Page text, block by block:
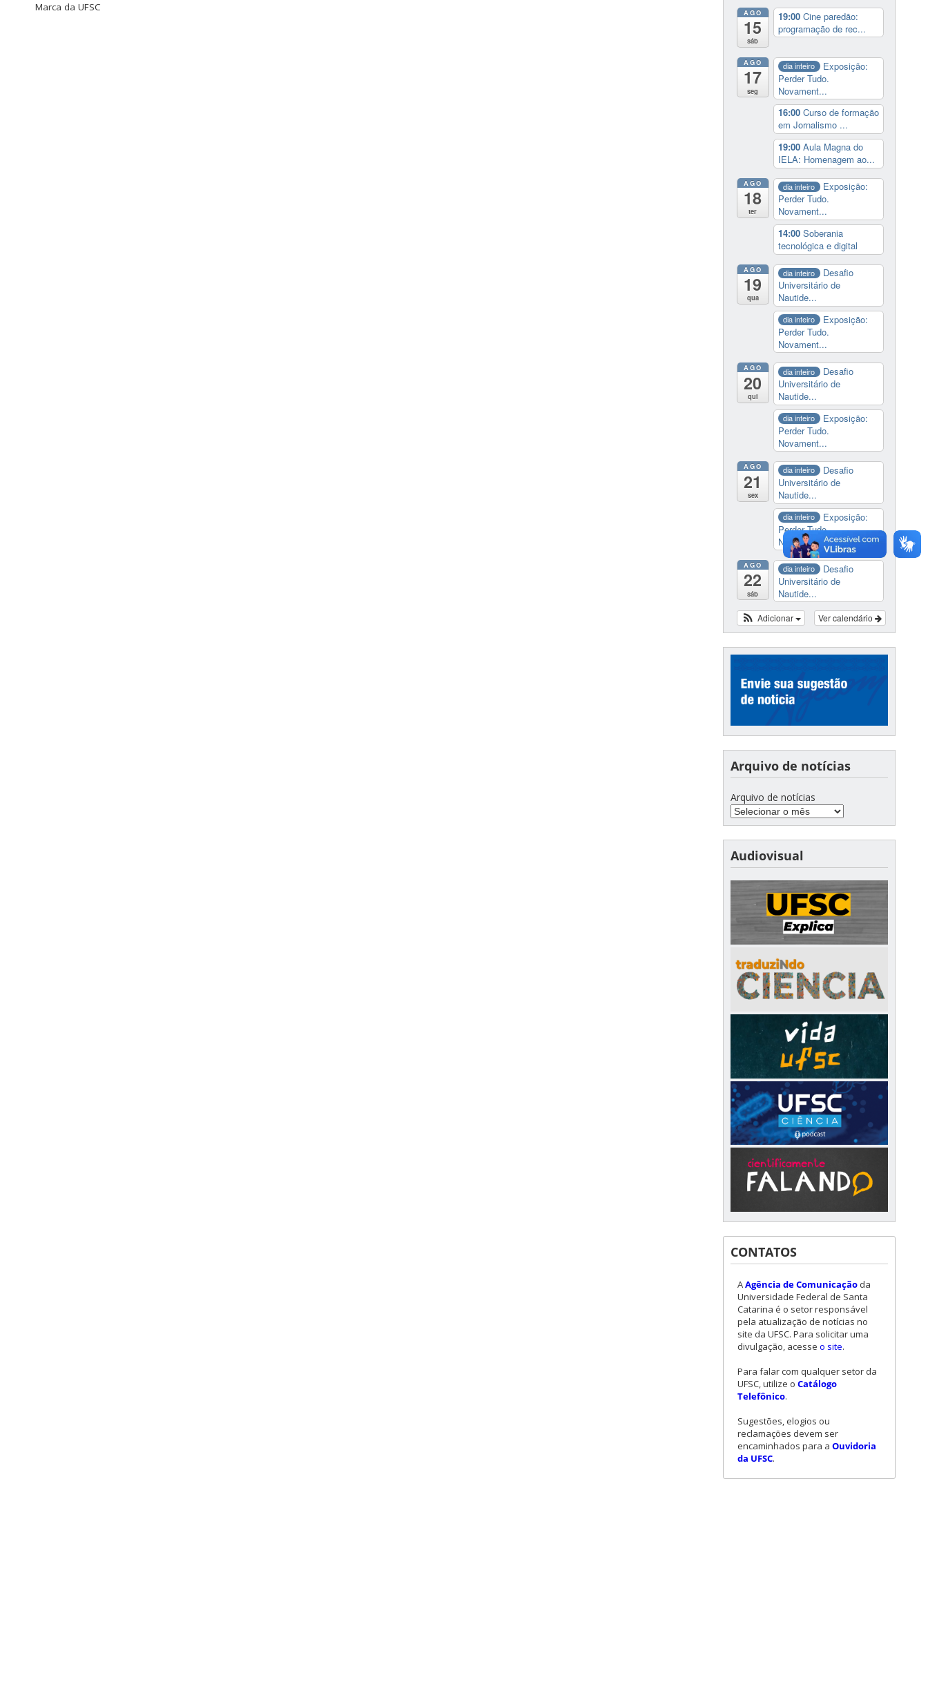
Marca da UFSC AGO
15
sáb
19:00 Cine paredão:
programação de rec...
AGO
17
seg
dia inteiro
Exposição:
Perder Tudo.
Novament...
16:00 Curso de formação
em Jornalismo ...
19:00 Aula Magna do
IELA: Homenagem ao...
AGO
18
ter
dia inteiro
Exposição:
Perder Tudo.
Novament...
14:00 Soberania
tecnológica e digital
AGO
19
qua
dia inteiro
Desafio
Universitário de
Nautide...
dia inteiro
Exposição:
Perder Tudo.
Novament...
AGO
20
qui
dia inteiro
Desafio
Universitário de
Nautide...
dia inteiro
Exposição:
Perder Tudo.
Novament...
AGO
21
sex
dia inteiro
Desafio
Universitário de
Nautide...
dia inteiro
Exposição:
Perder Tudo.
Novament...
AGO
22
sáb
dia inteiro
Desafio
Universitário de
Nautide...
Ver calendário
Adicionar
Arquivo de notícias
Arquivo de notícias
Audiovisual
CONTATOS
AAgência de Comunicação da
Universidade Federal de Santa
Catarina é o setor responsável
pela atualização de notícias no
site da UFSC. Para solicitar uma
divulgação, acesse o site.
Para falar com qualquer setor da
UFSC, utilize o Catálogo
Telefônico.
Sugestões, elogios ou
reclamações devem ser
encaminhados para a Ouvidoria
da UFSC.